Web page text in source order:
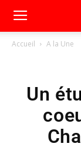
Accueil A la Une
Un